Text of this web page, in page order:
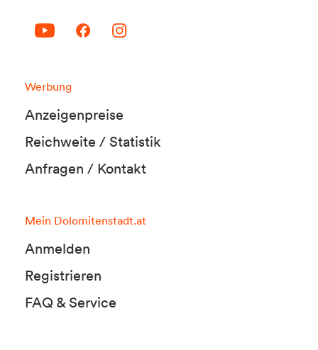
Werbung
Anzeigenpreise
Reichweite / Statistik
Anfragen / Kontakt
Mein Dolomitenstadt.at
Anmelden
Registrieren
FAQ & Service